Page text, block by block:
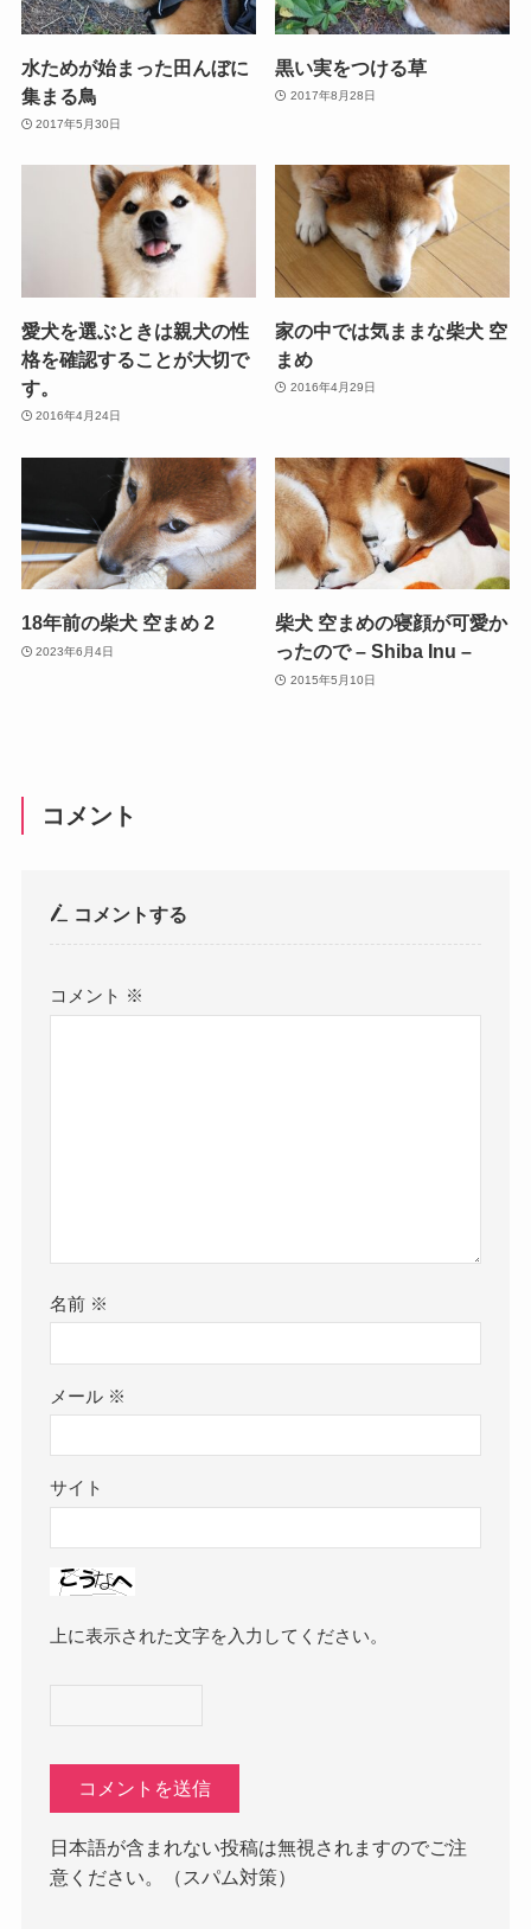
水ためが始まった田んぼに
集まる鳥
2017年5月30日
黒い実をつける草
2017年8月28日
愛犬を選ぶときは親犬の性
格を確認することが大切で
す。
2016年4月24日
家の中では気ままな柴犬 空
まめ
2016年4月29日
18年前の柴犬 空まめ 2
2023年6月4日
柴犬 空まめの寝顔が可愛か
ったので – Shiba Inu –
2015年5月10日
コメント
コメントする
コメント ※
名前 ※
メール ※
サイト
上に表示された文字を入力してください。
日本語が含まれない投稿は無視されますのでご注
意ください。（スパム対策）